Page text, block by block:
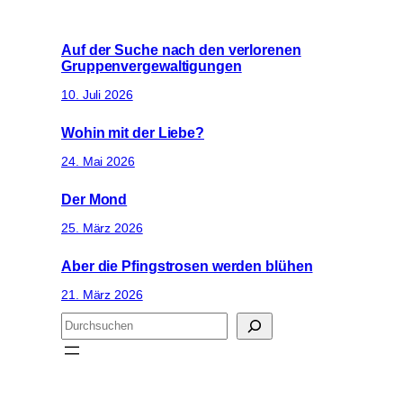
Auf der Suche nach den verlorenen
Gruppenvergewaltigungen
10. Juli 2026
Wohin mit der Liebe?
24. Mai 2026
Der Mond
25. März 2026
Aber die Pfingstrosen werden blühen
21. März 2026
S
u